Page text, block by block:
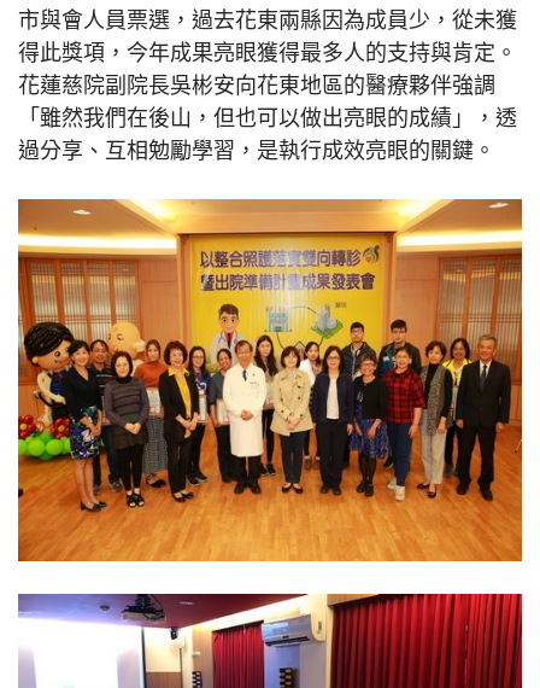
市與會人員票選，過去花東兩縣因為成員少，從未獲
得此獎項，今年成果亮眼獲得最多人的支持與肯定。
花蓮慈院副院長吳彬安向花東地區的醫療夥伴強調
「雖然我們在後山，但也可以做出亮眼的成績」，透
過分享、互相勉勵學習，是執行成效亮眼的關鍵。